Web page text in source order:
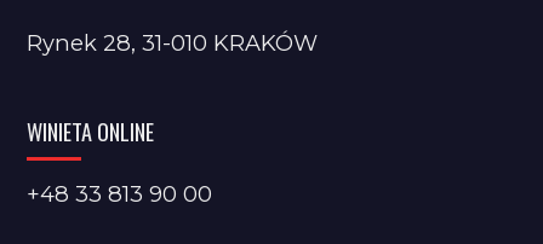
Rynek 28, 31-010 KRAKÓW
WINIETA ONLINE
+48 33 813 90 00